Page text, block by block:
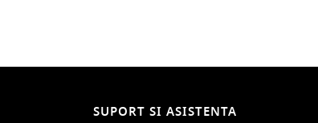
SUPORT SI ASISTENTA